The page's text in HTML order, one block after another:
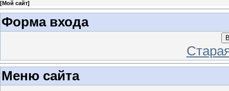
[Мой сайт]
Форма входа
Меню сайта